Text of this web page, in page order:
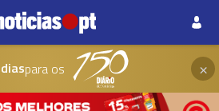
para os ×